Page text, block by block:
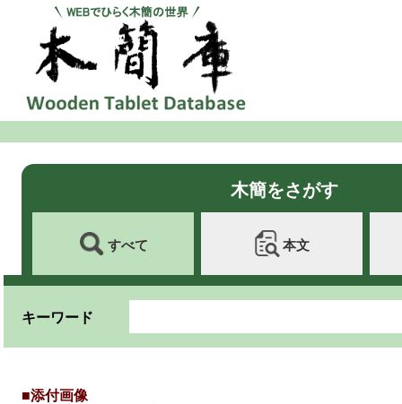
木簡をさがす
すべて 本文
キーワード
■添付画像